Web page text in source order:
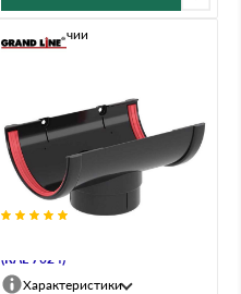
(RAL 7024)
В наличии
Характеристики